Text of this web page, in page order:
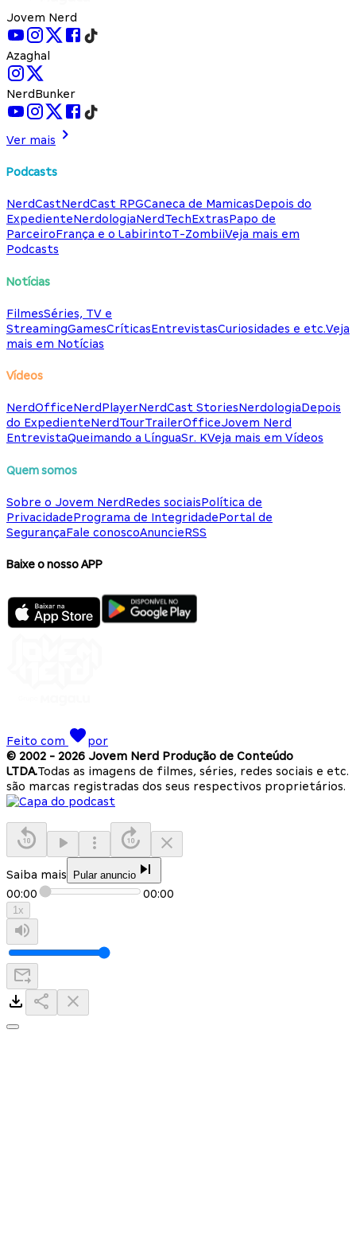
Jovem Nerd
Azaghal
NerdBunker
Ver mais
Podcasts
NerdCastNerdCast RPGCaneca de MamicasDepois do
ExpedienteNerdologiaNerdTechExtrasPapo de
ParceiroFrança e o LabirintoT-ZombiiVeja mais em
Podcasts
Notícias
FilmesSéries, TV e
StreamingGamesCríticasEntrevistasCuriosidades e etc.Veja
mais em Notícias
Vídeos
NerdOfficeNerdPlayerNerdCast StoriesNerdologiaDepois
do ExpedienteNerdTourTrailerOfficeJovem Nerd
EntrevistaQueimando a LínguaSr. KVeja mais em Vídeos
Quem somos
Sobre o Jovem NerdRedes sociaisPolítica de
PrivacidadePrograma de IntegridadePortal de
SegurançaFale conoscoAnuncieRSS
Baixe o nosso APP
Feito com
por
© 2002 - 2026 Jovem Nerd Produção de Conteúdo
LTDA.Todas as imagens de filmes, séries, redes sociais e etc.
são marcas registradas dos seus respectivos proprietários.
Saiba mais Pular anuncio
00:00 00:00
1x